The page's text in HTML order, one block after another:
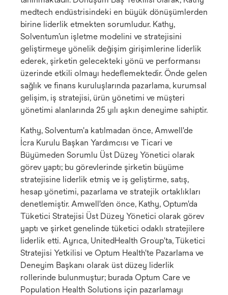
medtech endüstrisindeki en büyük dönüşümlerden
birine liderlik etmekten sorumludur. Kathy,
Solventum’un işletme modelini ve stratejisini
geliştirmeye yönelik değişim girişimlerine liderlik
ederek, şirketin gelecekteki yönü ve performansı
üzerinde etkili olmayı hedeflemektedir. Önde gelen
sağlık ve finans kuruluşlarında pazarlama, kurumsal
gelişim, iş stratejisi, ürün yönetimi ve müşteri
yönetimi alanlarında 25 yılı aşkın deneyime sahiptir.
Kathy, Solventum'a katılmadan önce, Amwell'de
İcra Kurulu Başkan Yardımcısı ve Ticari ve
Büyümeden Sorumlu Üst Düzey Yönetici olarak
görev yaptı; bu görevlerinde şirketin büyüme
stratejisine liderlik etmiş ve iş geliştirme, satış,
hesap yönetimi, pazarlama ve stratejik ortaklıkları
denetlemiştir. Amwell'den önce, Kathy, Optum'da
Tüketici Stratejisi Üst Düzey Yönetici olarak görev
yaptı ve şirket genelinde tüketici odaklı stratejilere
liderlik etti. Ayrıca, UnitedHealth Group'ta, Tüketici
Stratejisi Yetkilisi ve Optum Health'te Pazarlama ve
Deneyim Başkanı olarak üst düzey liderlik
rollerinde bulunmuştur; burada Optum Care ve
Population Health Solutions için pazarlamayı